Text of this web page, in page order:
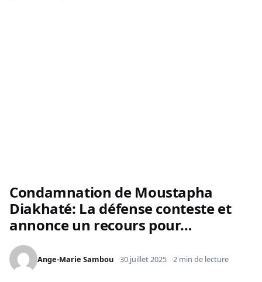
Condamnation de Moustapha
Diakhaté: La défense conteste et
annonce un recours pour…
Ange-Marie Sambou 30 juillet 2025 2 min de lecture